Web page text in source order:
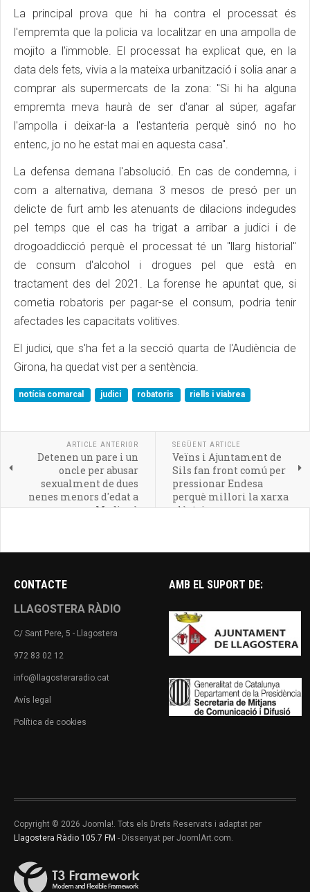
La principal prova que hi ha contra el processat és
l'empremta que la policia va localitzar en una ampolla de
mojito a l'immoble. El processat ha explicat que, en la
data dels fets, vivia a la mateixa urbanització i solia anar a
comprar als supermercats de la zona: "Si hi ha alguna
empremta meva haurà de ser d'anar al súper, agafar
l'ampolla i deixar-la a l'estanteria perquè sinó no ho
entenc, jo no he estat mai en aquesta casa".
La defensa demana l'absolució. En cas de condemna, i
com a alternativa, demana 3 mesos de presó per un
delicte de furt amb les atenuants de dilacions indegudes
pel temps que el cas ha trigat a arribar a judici i de
drogoaddicció perquè el processat té un "llarg historial"
de consum d'alcohol i drogues pel que està en
tractament des del 2021. La forense he apuntat que, si
cometia robatoris per pagar-se el consum, podria tenir
afectades les capacitats volitives.
El judici, que s'ha fet a la secció quarta de l'Audiència de
Girona, ha quedat vist per a sentència.
notícia comarcal judici robatoris riells i viabrea
ARTICLE ANTERIOR
Detenen un pare i un
oncle per abusar
sexualment de dues
nenes menors d'edat a
Medinyà
SEGÜENT ARTICLE
Veïns i Ajuntament de
Sils fan front comú per
pressionar Endesa
perquè millori la xarxa
elèctrica
CONTACTE
LLAGOSTERA RÀDIO
C/ Sant Pere, 5 - Llagostera
972 83 02 12
info@llagosteraradio.cat
Avís legal
Política de cookies
AMB EL SUPORT DE:
Copyright © 2026 Joomla!. Tots els Drets Reservats i adaptat per
Llagostera Ràdio 105.7 FM - Dissenyat per JoomlArt.com.